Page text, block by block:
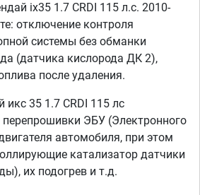
ix35 1.7 CRDI 115 л.с. 2010-
отключение контроля
системы без обманки
(датчика кислорода ДК 2),
после удаления.
35 1.7 CRDI 115 лс
перепрошивки ЭБУ (Электронного
автомобиля, при этом
катализатор датчики
их подогрев и т.д.